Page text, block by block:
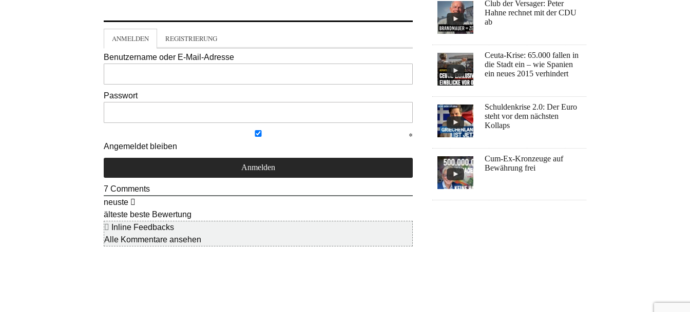
ANMELDEN REGISTRIERUNG
Benutzername oder E-Mail-Adresse
Passwort
Angemeldet bleiben
7 Comments
neuste
älteste beste Bewertung
Inline Feedbacks
Alle Kommentare ansehen
Club der Versager: Peter
Hahne rechnet mit der CDU
ab
Ceuta-Krise: 65.000 fallen in
die Stadt ein – wie Spanien
ein neues 2015 verhindert
Schuldenkrise 2.0: Der Euro
steht vor dem nächsten
Kollaps
Cum-Ex-Kronzeuge auf
Bewährung frei